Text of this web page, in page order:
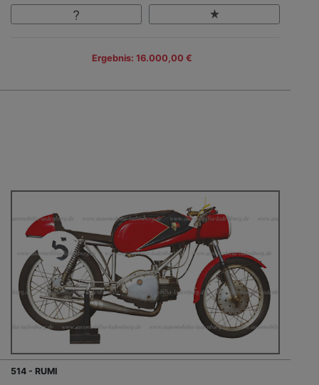
Ergebnis: 16.000,00 €
514 - RUMI